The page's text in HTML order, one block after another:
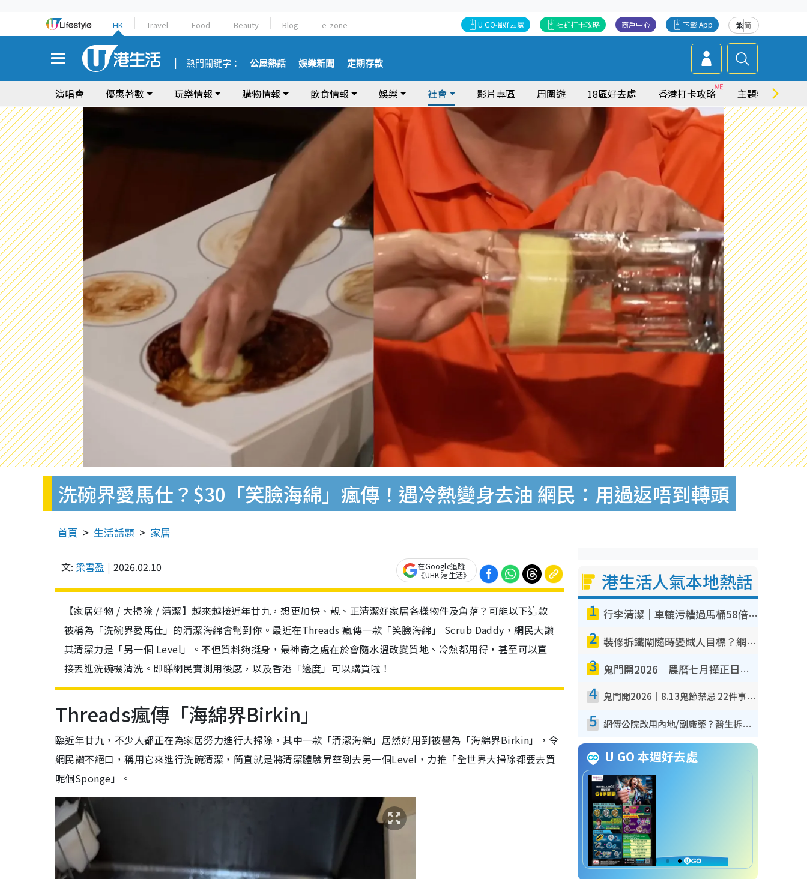
HK Travel Food Beauty Blog e-zone 繁简
下載 App
商戶中心
社群打卡攻略
U GO搵好去處
熱門關鍵字： 公屋熱話 娛樂新聞 定期存款
演唱會 優惠著數 玩樂情報 購物情報 飲食情報 娛樂 社會 影片專區 周圍遊 18區好去處 香港打卡攻略 主題特集
洗碗界愛馬仕？$30「笑臉海綿」瘋傳！遇冷熱變身去油 網民：用過返唔到轉頭
首頁 生活話題 家居
文: 梁雪盈 2026.02.10
在Google追蹤
《UHK 港生活》
【家居好物 / 大掃除 / 清潔】越來越接近年廿九，想更加快、靚、正清潔好家居各樣物件及角落？可能以下這款
被稱為「洗碗界愛馬仕」的清潔海綿會幫到你。最近在Threads 瘋傳一款「笑臉海綿」 Scrub Daddy，網民大讚
其清潔力是「另一個 Level」。不但質料夠挺身，最神奇之處在於會隨水溫改變質地、冷熱都用得，甚至可以直
接丟進洗碗機清洗。即睇網民實測用後感，以及香港「邊度」可以購買啦！
Threads瘋傳「海綿界Birkin」
臨近年廿九，不少人都正在為家居努力進行大掃除，其中一款「清潔海綿」居然好用到被譽為「海綿界Birkin」，令
網民讚不絕口，稱用它來進行洗碗清潔，簡直就是將清潔體驗昇華到去另一個Level，力推「全世界大掃除都要去買
呢個Sponge」。
港生活人氣本地熱話
1 行李清潔｜車轆污糟過馬桶58倍！專家警告忌用酒精抹 教1招免污手除菌
2 裝修拆鐵閘隨時變賊人目標？網民揭2大關鍵用途：裝新式等於白裝？附新舊鐵閘分別
3 鬼門開2026｜農曆七月撞正日全食特別邪？專家警告切忌做一事！揭4大禁忌+2招保平安
4 鬼門開2026｜8.13鬼節禁忌 22件事唔做得！燒肉、刺身要少食？半夜勿吹口哨/打呢個電話
5 網傳公院改用內地/副廠藥？醫生拆解正副廠分別 揭4類人換藥隨時出事
U GO 本週好去處